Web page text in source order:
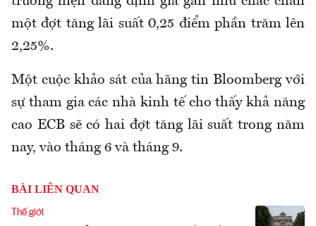
một đợt tăng lãi suất 0,25 điểm phần trăm lên
2,25%.
Một cuộc khảo sát của hãng tin Bloomberg với
sự tham gia các nhà kinh tế cho thấy khả năng
cao ECB sẽ có hai đợt tăng lãi suất trong năm
nay, vào tháng 6 và tháng 9.
BÀI LIÊN QUAN
Thế giới